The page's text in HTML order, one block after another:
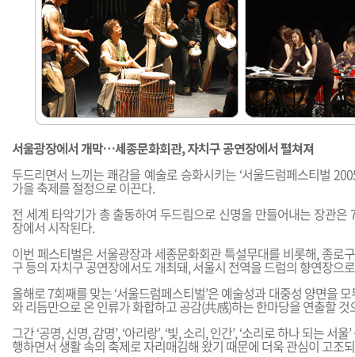
기
서울광장에서 개막…세종문화회관, 자치구 공연장에서 펼쳐져
두드리면서 느끼는 쾌감을 예술로 승화시키는 ‘서울드럼페스티벌
가을 축제를 절정으로 이끈다.
전 세계 타악기가 총 출동하여 두드림으로 신명을 만들어내는 장관은
장에서 시작된다.
이번 페스티벌은 서울광장과 세종문화회관 특설무대를 비롯해, 종로
구 등의 자치구 공연장에서도 개최돼, 서울시 전역을 드럼의 향연장으
올해로 7회째를 맞는 ‘서울드럼페스티벌’은 예술성과 대중성 양면을
와 리듬만으로 온 인류가 화합하고 공감(共感)하는 한마당을 연출할 것
그간 ‘공명, 신명, 감명’, ‘아리랑’, ‘빛, 소리, 인간’, ‘소리로 하나 되는 서
행하면서 생활 속의 축제로 자리매김해 왔기 때문에 더욱 관심이 고조